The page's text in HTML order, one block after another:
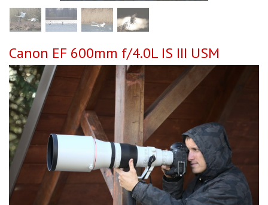
Canon EF 600mm f/4.0L IS III USM